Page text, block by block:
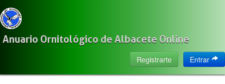
Anuario Ornitológico de Albacete Online
Entrar
Registrarte